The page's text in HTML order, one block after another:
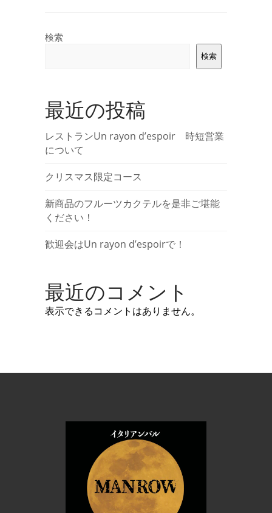
検索
検索
最近の投稿
レストランUn rayon d’espoir 時短営業
について
クリスマス限定コース
新商品のフルーツカクテルを是非ご堪能
ください！
歓迎会はUn rayon d’espoirで！
最近のコメント
表示できるコメントはありません。